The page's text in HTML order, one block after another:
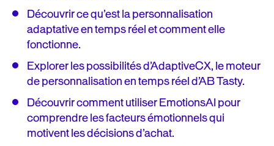
Découvrir ce qu’est la personnalisation
adaptative en temps réel et comment elle
fonctionne.
Explorer les possibilités d’AdaptiveCX, le moteur
de personnalisation en temps réel d’AB Tasty.
Découvrir comment utiliser EmotionsAI pour
comprendre les facteurs émotionnels qui
motivent les décisions d’achat.